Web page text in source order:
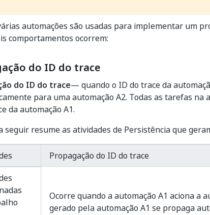
automações são usadas para implementar um
comportamentos ocorrem:
do ID do trace
do ID do trace— quando o ID do trace da
para uma automação A2. Todas as tarefas na
da automação A1.
seguir resume as atividades de Persistência que
Propagação do ID do trace
Ocorre quando a automação A1 aciona a
gerado pela automação A1 se propaga